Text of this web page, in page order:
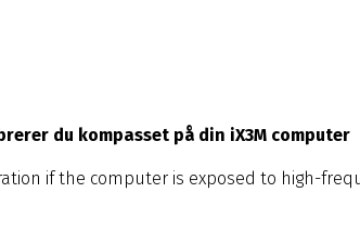
du kompasset på din iX3M computer
if the computer is exposed to high-